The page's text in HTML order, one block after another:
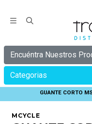
Encuéntra Nuestros
Categorias
GUANTE CORTO
MCYCLE